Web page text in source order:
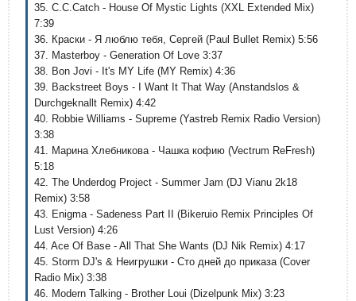
35. C.C.Catch - House Of Mystic Lights (XXL Extended Mix)
7:39
36. Краски - Я люблю тебя, Сергей (Paul Bullet Remix) 5:56
37. Masterboy - Generation Of Love 3:37
38. Bon Jovi - It's MY Life (MY Remix) 4:36
39. Backstreet Boys - I Want It That Way (Anstandslos &
Durchgeknallt Remix) 4:42
40. Robbie Williams - Supreme (Yastreb Remix Radio Version)
3:38
41. Mарина Хлебникова - Чашка кофию (Vectrum ReFresh)
5:18
42. The Underdog Project - Summer Jam (DJ Vianu 2k18
Remix) 3:58
43. Enigma - Sadeness Part II (Bikeruio Remix Principles Of
Lust Version) 4:26
44. Ace Of Base - All That She Wants (DJ Nik Remix) 4:17
45. Storm DJ's & Неигрушки - Сто дней до приказа (Cover
Radio Mix) 3:38
46. Modern Talking - Brother Loui (Dizelpunk Mix) 3:23